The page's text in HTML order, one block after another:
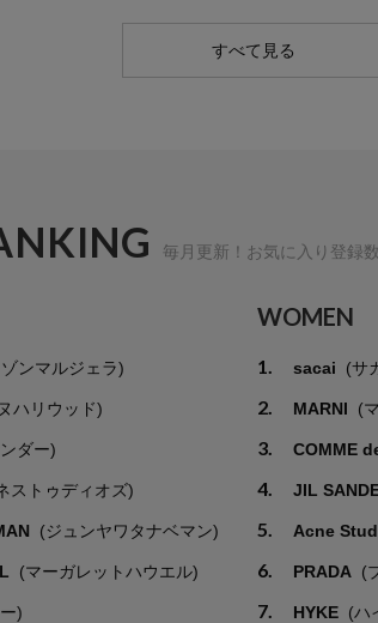
すべて見る
毎月更新！お気に入り登録
ンマルジェラ)
ハリウッド)
ダー)
ストゥディオズ)
(ジュンヤワタナベマン)
(マーガレットハウエル)
)
WOMEN
1. sacai (サ
2. MARNI (
3. COMME
4. JIL
5. Acne
6. PRADA (
7. HYKE (ハ